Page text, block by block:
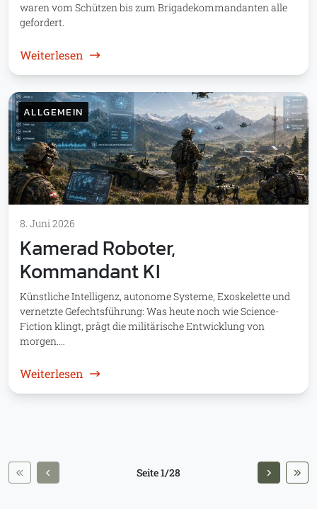
waren vom Schützen bis zum Brigadekommandanten alle
gefordert.
Weiterlesen : KOMBATT 267
ALLGEMEIN
8. Juni 2026
Kamerad Roboter,
Kommandant KI
Künstliche Intelligenz, autonome Systeme, Exoskelette und
vernetzte Gefechtsführung: Was heute noch wie Science-
Fiction klingt, prägt die militärische Entwicklung von
morgen.…
Weiterlesen : Kamerad Roboter, Kommandant KI
Seite 1/28